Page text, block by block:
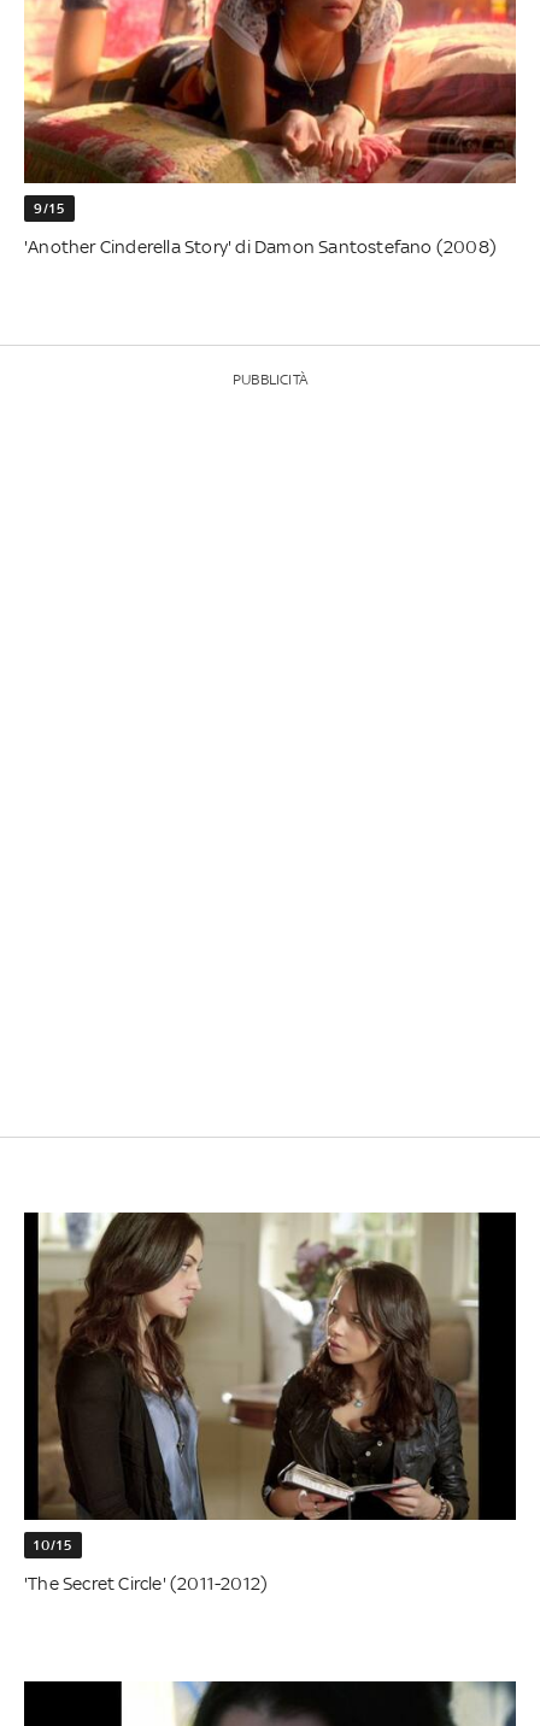
9/15
'Another Cinderella Story' di Damon Santostefano (2008)
PUBBLICITÀ
10/15
'The Secret Circle' (2011-2012)